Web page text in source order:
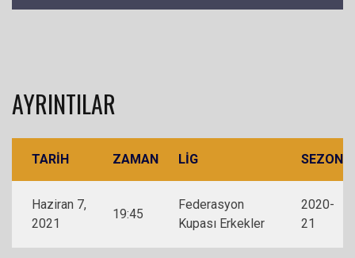
AYRINTILAR
TARIH ZAMAN LIG SEZON
Haziran 7,
2021
19:45
Federasyon
Kupası Erkekler
2020-
21